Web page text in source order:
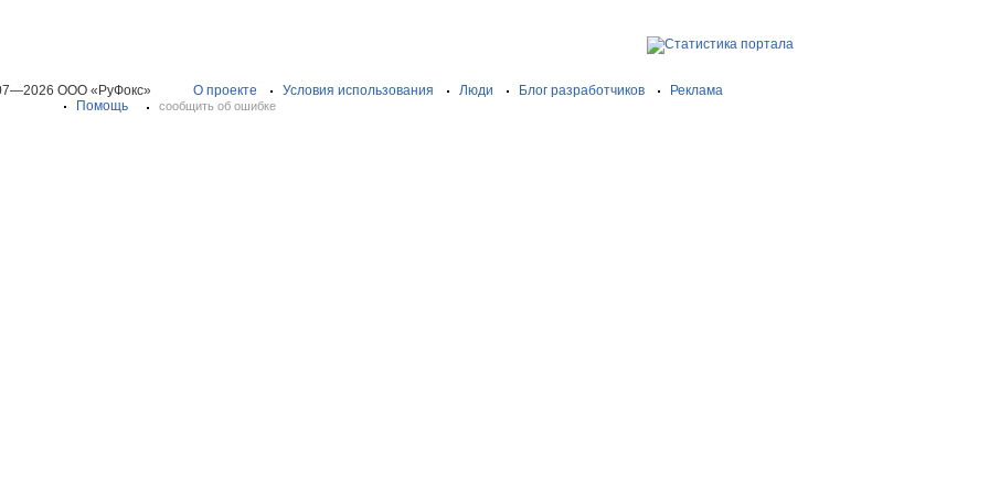
ООО «РуФокс» О проекте Условия использования Люди Блог разработчиков
Реклама
Помощь
сообщить об ошибке